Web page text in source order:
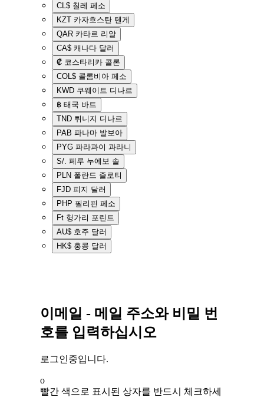
CL$ 칠레 페소
KZT 카자흐스탄 텐게
QAR 카타르 리얄
CA$ 캐나다 달러
₡ 코스타리카 콜론
COL$ 콜롬비아 페소
KWD 쿠웨이트 디나르
฿ 태국 바트
TND 튀니지 디나르
PAB 파나마 발보아
PYG 파라과이 과라니
S/. 페루 누에보 솔
PLN 폴란드 즐로티
FJD 피지 달러
PHP 필리핀 페소
Ft 헝가리 포린트
AU$ 호주 달러
HK$ 홍콩 달러
이메일 - 메일 주소와 비밀 번
호를 입력하십시오
로그인중입니다.
o
빨간 색으로 표시된 상자를 반드시 체크하세